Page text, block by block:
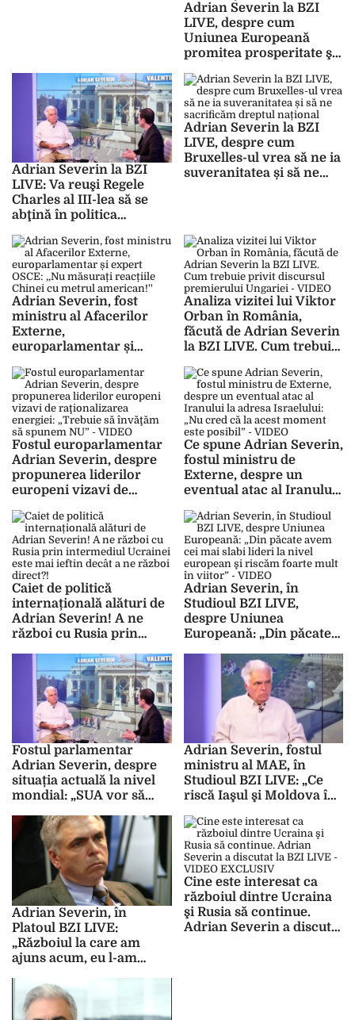
Adrian Severin la BZI
LIVE, despre cum
Uniunea Europeană
promitea prosperitate şi
vedem acum e frig,
întuneric şi înfometare
Adrian Severin la BZI
LIVE: Va reuşi Regele
Charles al III-lea să se
abţină în politica
Adrian Severin la BZI
LIVE, despre cum
Bruxelles-ul vrea să ne ia
suveranitatea și să ne
Adrian Severin, fost
ministru al Afacerilor
Externe,
europarlamentar și
măsurați reacțiile Chinei
cu metrul american!”
Analiza vizitei lui Viktor
Orban în România,
făcută de Adrian Severin
la BZI LIVE. Cum trebuie
premierului Ungariei –
VIDEO
Fostul europarlamentar
Adrian Severin, despre
propunerea liderilor
europeni vizavi de
„Trebuie să învăţăm să
spunem NU” – VIDEO
Ce spune Adrian Severin,
fostul ministru de
Externe, despre un
eventual atac al Iranului
cred că la acest moment
este posibil” – VIDEO
Caiet de politică
internațională alături de
Adrian Severin! A ne
război cu Rusia prin
este mai ieftin decât a ne
război direct?!
Adrian Severin, în
Studioul BZI LIVE,
despre Uniunea
Europeană: „Din păcate
la nivel european şi
riscăm foarte mult în
viitor” – VIDEO
Fostul parlamentar
Adrian Severin, despre
situația actuală la nivel
mondial: „SUA vor să
VIDEO EXCLUSIV BZI
LIVE
Adrian Severin, fostul
ministru al MAE, în
Studioul BZI LIVE: „Ce
riscă Iaşul şi Moldova în
războiul din Ucraina” –
VIDEO EXCLUSIV
Adrian Severin, în
Platoul BZI LIVE:
„Războiul la care am
ajuns acum, eu l-am
2013-2014” – VIDEO
EXCLUSIV
Cine este interesat ca
războiul dintre Ucraina
şi Rusia să continue.
Adrian Severin a discutat